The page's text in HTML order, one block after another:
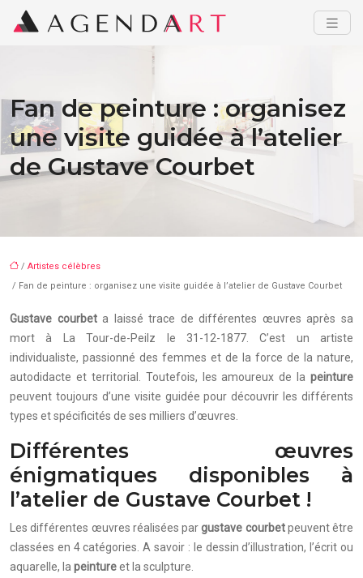
Fan de peinture : organisez
une visite guidée à l’atelier
de Gustave Courbet
/ Artistes célèbres
/ Fan de peinture : organisez une visite guidée à l’atelier de Gustave Courbet
Gustave courbeta laissé trace de différentes œuvres après sa
mort à La Tour-de-Peilz le 31-12-1877. C’est un artiste
individualiste, passionné des femmes et de la force de la nature,
autodidacte et territorial. Toutefois, les amoureux de la peinture
peuvent toujours d’une visite guidée pour découvrir les différents
types et spécificités de ses milliers d’œuvres.
Différentes œuvres
énigmatiques disponibles à
l’atelier de Gustave Courbet !
Les différentes œuvres réalisées pargustave courbetpeuvent être
classées en 4 catégories. A savoir : le dessin d’illustration, l’écrit ou
aquarelle, la peintureet la sculpture.